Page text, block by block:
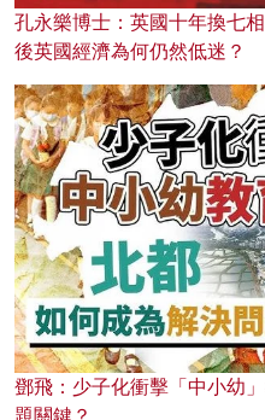
孔永樂博士：英國十年換七
後英國經濟為何仍然低迷？
鄧飛：少子化衝擊「中小幼
題關鍵？